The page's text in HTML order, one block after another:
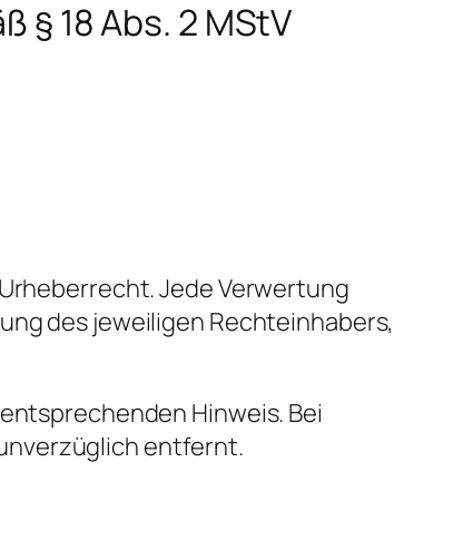
18 Abs. 2 MStV
Jede Verwertung
des jeweiligen Rechteinhabers,
Hinweis. Bei
entfernt.